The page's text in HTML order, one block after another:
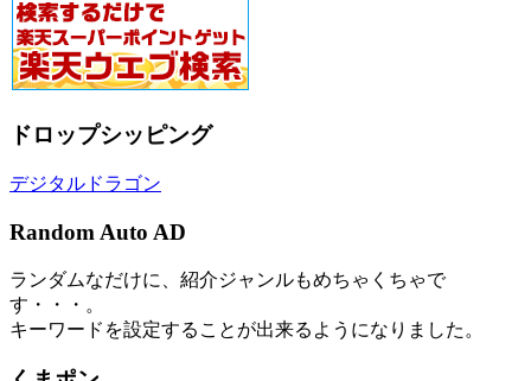
ドロップシッピング
デジタルドラゴン
Random Auto AD
ランダムなだけに、紹介ジャンルもめちゃくちゃで
す・・・。
キーワードを設定することが出来るようになりました。